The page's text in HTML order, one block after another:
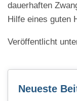
dauerhaften
Hilfe eines guten
Veröffentlicht
Neueste